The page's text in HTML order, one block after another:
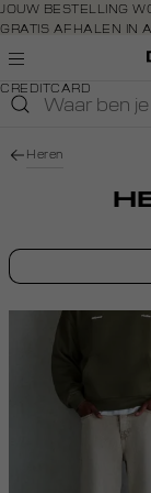
Navigeer
direct naar
de
Open de
direct
JOUW BESTELLING
GRATIS AFHALEN IN
GRATIS
BETAAL ZOALS JIJ
CREDITCARD
Heren